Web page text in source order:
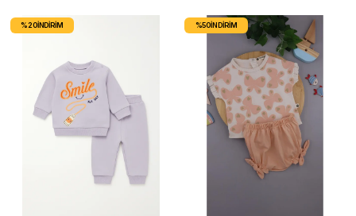
%20İNDIRIM %50İNDIRIM